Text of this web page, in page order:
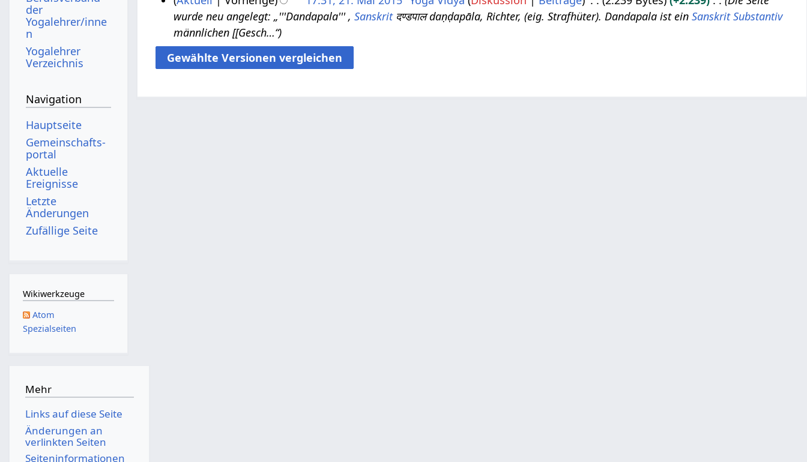
l
2
n
i
.
M
wurde neu angelegt: „'''Dandapala''' ,Sanskritदण्डपाल daṇḍapāla, Richter, (eig. Strafhüter). Dandapala ist einSanskrit Substantiv
männlichen [[Gesch…“
der
Yogalehrer/inne
n
Yogalehrer
Verzeichnis
Navigation
Hauptseite
Gemeinschafts­
portal
Aktuelle
Ereignisse
Letzte
Änderungen
Zufällige Seite
Wikiwerkzeuge
Atom
Spezialseiten
Mehr
Links auf diese Seite
Änderungen an
verlinkten Seiten
Seiten­­informationen